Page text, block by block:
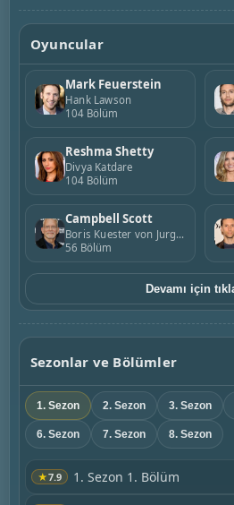
Oyuncular
Mark Feuerstein
Hank Lawson
104 Bölüm
Reshma Shetty
Divya Katdare
104 Bölüm
Campbell Scott
Boris Kuester von Jurgens-Ratenicz
56 Bölüm
Devamı için
Sezonlar ve Bölümler
1. Sezon 2. Sezon 3. Sezon
6. Sezon 7. Sezon 8. Sezon
★7.9 1. Sezon 1. Bölüm